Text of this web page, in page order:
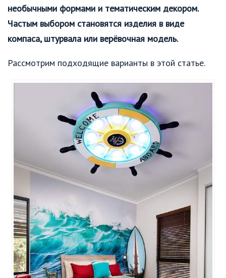
необычными формами и тематическим декором.
Частым выбором становятся изделия в виде
компаса, штурвала или верёвочная модель.
Рассмотрим подходящие варианты в этой статье.